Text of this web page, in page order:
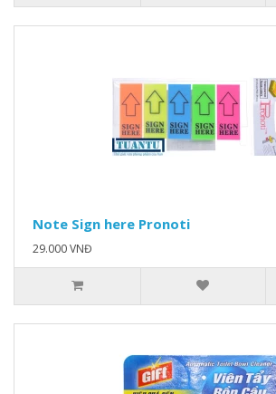
Note Sign here Pronoti
29.000 VNĐ